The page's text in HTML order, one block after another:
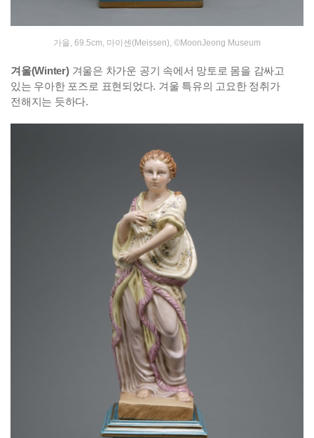
가을, 69.5cm, 마이센(Meissen), ©MoonJeong Museum
겨울(Winter)겨울은 차가운 공기 속에서 망토로 몸을 감싸고
있는 우아한 포즈로 표현되었다. 겨울 특유의 고요한 정취가
전해지는 듯하다.